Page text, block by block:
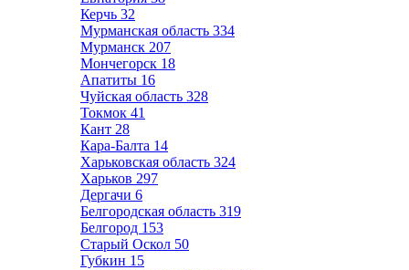
Керчь 32
Мурманская область 334
Мурманск 207
Мончегорск 18
Апатиты 16
Чуйская область 328
Токмок 41
Кант 28
Кара-Балта 14
Харьковская область 324
Харьков 297
Дергачи 6
Белгородская область 319
Белгород 153
Старый Оскол 50
Губкин 15